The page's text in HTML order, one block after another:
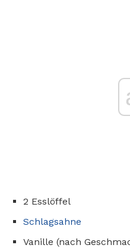
2 Esslöffel
Schlagsahne
Vanille (nach